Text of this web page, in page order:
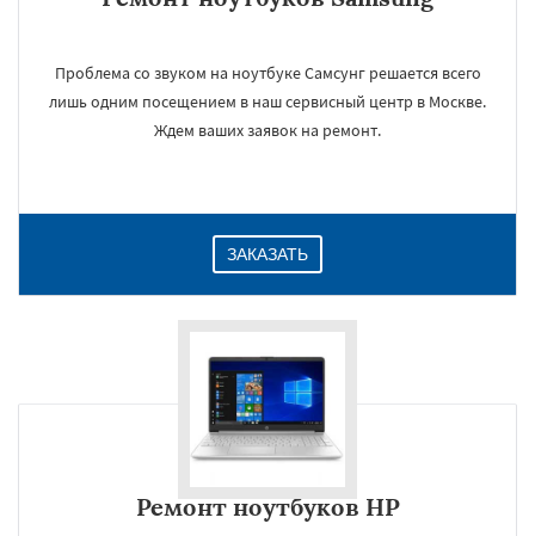
Проблема со звуком на ноутбуке Самсунг решается всего
лишь одним посещением в наш сервисный центр в Москве.
Ждем ваших заявок на ремонт.
ЗАКАЗАТЬ
Ремонт ноутбуков HP